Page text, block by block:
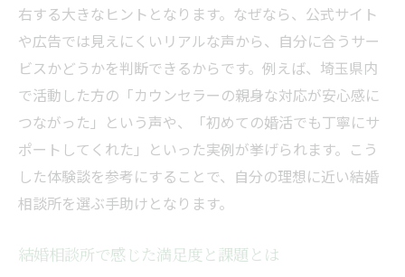
右する大きなヒントとなります。なぜなら、公式サイト
や広告では見えにくいリアルな声から、自分に合うサー
ビスかどうかを判断できるからです。例えば、埼玉県内
で活動した方の「カウンセラーの親身な対応が安心感に
つながった」という声や、「初めての婚活でも丁寧にサ
ポートしてくれた」といった実例が挙げられます。こう
した体験談を参考にすることで、自分の理想に近い結婚
相談所を選ぶ手助けとなります。
結婚相談所で感じた満足度と課題とは